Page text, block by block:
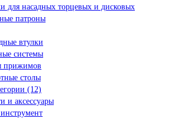
для насадных торцевых и дисковых
патроны
втулки
системы
прижимов
столы
(12)
и аксессуары